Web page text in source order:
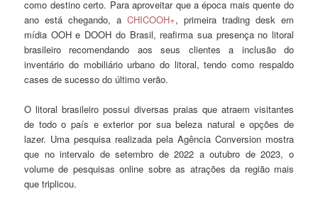
como destino certo. Para aproveitar que a época mais quente do
ano está chegando, a CHICOOH+, primeira trading desk em
mídia OOH e DOOH do Brasil, reafirma sua presença no litoral
brasileiro recomendando aos seus clientes a inclusão do
inventário do mobiliário urbano do litoral, tendo como respaldo
cases de sucesso do último verão.
O litoral brasileiro possui diversas praias que atraem visitantes
de todo o país e exterior por sua beleza natural e opções de
lazer. Uma pesquisa realizada pela Agência Conversion mostra
que no intervalo de setembro de 2022 a outubro de 2023, o
volume de pesquisas online sobre as atrações da região mais
que triplicou.